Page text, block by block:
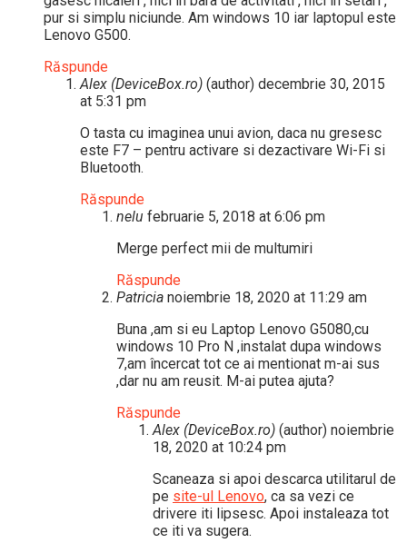
pur si simplu niciunde. Am windows 10 iar laptopul este
Lenovo G500.
Răspunde
Alex (DeviceBox.ro) (author) decembrie 30, 2015
at 5:31 pm
O tasta cu imaginea unui avion, daca nu gresesc
este F7 – pentru activare si dezactivare Wi-Fi si
Bluetooth.
Răspunde
nelu februarie 5, 2018 at 6:06 pm
Merge perfect mii de multumiri
Răspunde
Patricia noiembrie 18, 2020 at 11:29 am
Buna ,am si eu Laptop Lenovo G5080,cu
windows 10 Pro N ,instalat dupa windows
7,am încercat tot ce ai mentionat m-ai sus
,dar nu am reusit. M-ai putea ajuta?
Răspunde
Alex (DeviceBox.ro) (author) noiembrie
18, 2020 at 10:24 pm
Scaneaza si apoi descarca utilitarul de
pe site-ul Lenovo, ca sa vezi ce
drivere iti lipsesc. Apoi instaleaza tot
ce iti va sugera.